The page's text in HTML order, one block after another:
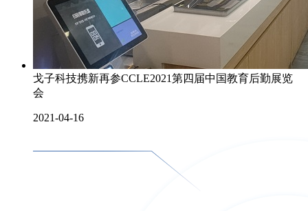
戈子科技携新再参CCLE2021第四届中国教育后勤展览
会
2021-04-16